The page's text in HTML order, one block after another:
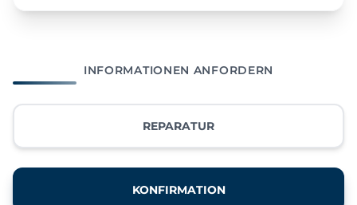
INFORMATIONEN ANFORDERN
REPARATUR
KONFIRMATION